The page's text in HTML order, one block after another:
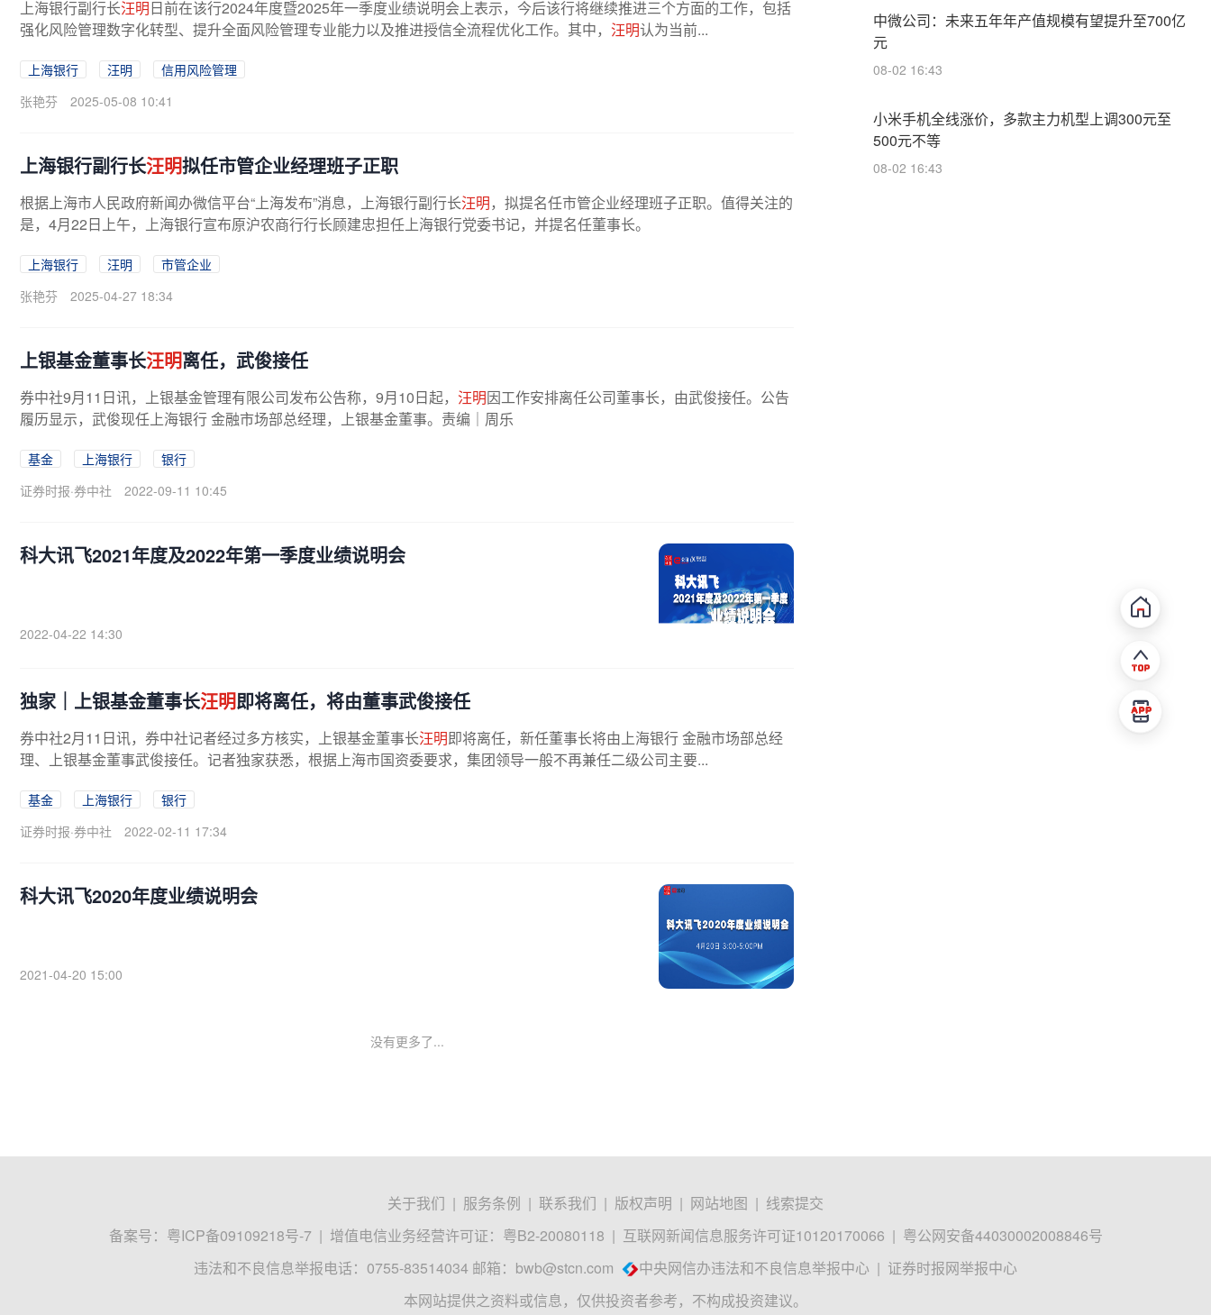
上海银行副行长汪明日前在该行2024年度暨2025年一季度业绩说明会上表示，今后该行将继续推进三个方面的工作，包括
强化风险管理数字化转型、提升全面风险管理专业能力以及推进授信全流程优化工作。其中， 汪明认为当前...
上海银行 汪明
信用风险管理
张艳芬
2025-05-08 10:41
上海银行副行长汪明拟任市管企业经理班子正职
根据上海市人民政府新闻办微信平台“上海发布”消息，上海银行副行长汪明，拟提名任市管企业经理班子正职。值得关注的
是，4月22日上午，上海银行宣布原沪农商行行长顾建忠担任上海银行党委书记，并提名任董事长。
上海银行 汪明
市管企业
张艳芬
2025-04-27 18:34
上银基金董事长汪明离任，武俊接任
券中社9月11日讯，上银基金管理有限公司发布公告称，9月10日起， 汪明因工作安排离任公司董事长，由武俊接任。公告
履历显示，武俊现任上海银行 金融市场部总经理，上银基金董事。责编｜周乐
基金 上海银行
银行
证券时报·券中社
2022-09-11 10:45
科大讯飞2021年度及2022年第一季度业绩说明会
2022-04-22 14:30
独家｜上银基金董事长汪明即将离任，将由董事武俊接任
券中社2月11日讯，券中社记者经过多方核实，上银基金董事长汪明即将离任，新任董事长将由上海银行 金融市场部总经
理、上银基金董事武俊接任。记者独家获悉，根据上海市国资委要求，集团领导一般不再兼任二级公司主要...
基金 上海银行
银行
证券时报·券中社
2022-02-11 17:34
科大讯飞2020年度业绩说明会
2021-04-20 15:00
没有更多了...
中微公司：未来五年年产值规模有望提升至700亿
元
08-02 16:43
小米手机全线涨价，多款主力机型上调300元至
500元不等
08-02 16:43
关于我们 | 服务条例 | 联系我们 | 版权声明 | 网站地图 | 线索提交
备案号： 粤ICP备09109218号-7 | 增值电信业务经营许可证：粤B2-20080118 | 互联网新闻信息服务许可证10120170066 | 粤公网安备44030002008846号
违法和不良信息举报电话：0755-83514034 邮箱： bwb@stcn.com 中央网信办违法和不良信息举报中心 | 证券时报网举报中心
本网站提供之资料或信息，仅供投资者参考，不构成投资建议。